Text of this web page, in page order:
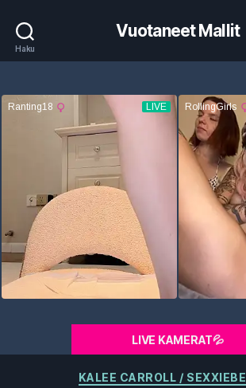
Haku
Vuotaneet Mallit
LIVE KAMERAT💦
Kategoriat
KALEE CARROLL /